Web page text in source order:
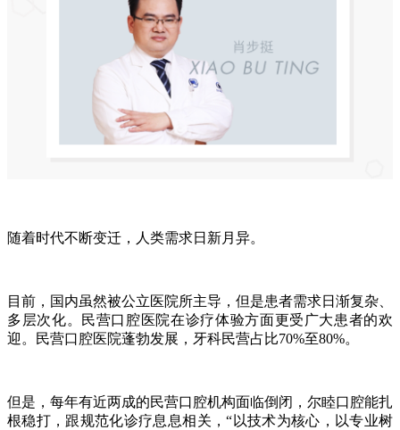
随着时代不断变迁，人类需求日新月异。
目前，国内虽然被公立医院所主导，但是患者需求日渐复杂、
多层次化。民营口腔医院在诊疗体验方面更受广大患者的欢
迎。民营口腔医院蓬勃发展，牙科民营占比70%至80%。
但是，每年有近两成的民营口腔机构面临倒闭，尔睦口腔能扎
根稳打，跟规范化诊疗息息相关，“以技术为核心，以专业树